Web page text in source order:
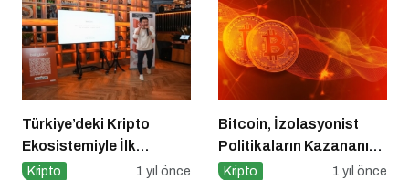
Türkiye’deki Kripto
Ekosistemiyle İlk
Buluşma
Kripto 1 yıl önce
Bitcoin, İzolasyonist
Politikaların Kazananı
Olabilir
Kripto 1 yıl önce